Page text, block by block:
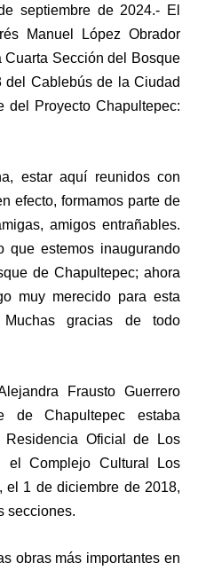
septiembre de 2024.- El
Manuel López Obrador
Sección del Bosque
Cablebús de la Ciudad
del Proyecto Chapultepec:
estar aquí reunidos con
efecto, formamos parte de
amigos entrañables.
estemos inaugurando
de Chapultepec; ahora
muy merecido para esta
gracias de todo
Frausto Guerrero
de Chapultepec estaba
Oficial de Los
el Complejo Cultural Los
el 1 de diciembre de 2018,
secciones.
obras más importantes en